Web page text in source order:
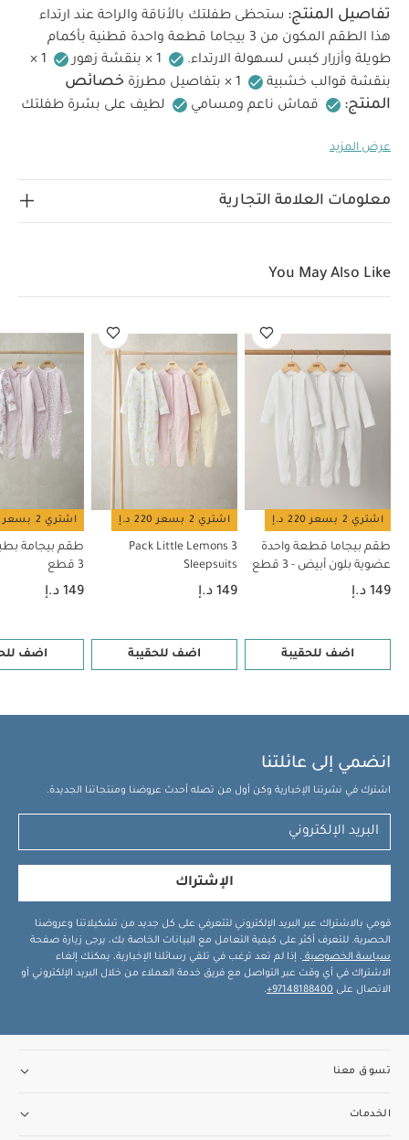
تفاصيل المنتج: ستحظى طفلتك بالأناقة والراحة عند ارتداء
هذا الطقم المكون من 3 بيجاما قطعة واحدة قطنية بأكمام
طويلة وأزرار كبس لسهولة الارتداء.
1 × بنقشة زهور
1 ×
بنقشة قوالب خشبية
1 × بتفاصيل مطرزة
خصائص
المنتج:
قماش ناعم ومسامي
لطيف على بشرة طفلتك
طبعات وتطريزات فريدة لمزيد من الأناقة
بالغسالة على 40 درجة
لا تستخدم المبيضات
الجانب الداخلي
قد يعجبك أيضاً:
طقم بيجامة بنقشة توت (ثلاث قطع)
طقم بيجامة بنقشة
بط ( 3 قطع)
عرض المزيد
معلومات العلامة التجارية
You May Also Like
اشتري 2 بسعر 220 د.إ
طقم بيجاما قطعة واحدة
عضوية بلون أبيض - 3 قطع
149 د.إ
اضف للحقيبة
اشتري 2 بسعر 220 د.إ
3 Pack Little Lemons
Sleepsuits
149 د.إ
اضف للحقيبة
اشتري 2 بسعر 220 د.إ
طقم بيجامة
3 قطع
149 د.إ
اضف
انضمي إلى عائلتنا
اشترك في نشرتنا الإخبارية وكن أول من تصله أحدث عروضنا ومنتجاتنا الجديدة.
الإشتراك
قومي بالاشتراك عبر البريد الإلكتروني لتتعرفي على كل جديد من تشكيلاتنا وعروضنا
الحصرية. للتعرف أكثر على كيفية التعامل مع البيانات الخاصة بك، يرجى زيارة صفحة
سياسة الخصوصية . إذا لم تعد ترغب في تلقي رسائلنا الإخبارية، يمكنك إلغاء
الاشتراك في أي وقت عبر التواصل مع فريق خدمة العملاء من خلال البريد الإلكتروني أو
الاتصال على 97148188400+
.
تسوق معنا
الخدمات